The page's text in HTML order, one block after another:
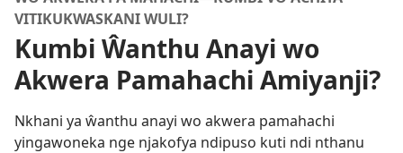
VITIKUKWASKANI WULI?
Kumbi Ŵanthu Anayi wo
Akwera Pamahachi Amiyanji?
Nkhani ya ŵanthu anayi wo akwera pamahachi
yingawoneka nge njakofya ndipuso kuti ndi nthanu